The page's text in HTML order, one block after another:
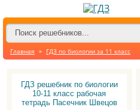
Главная » ГДЗ по биологии за 11 класс
ГДЗ решебник по биологии
10-11 класс рабочая
тетрадь Пасечник Швецов